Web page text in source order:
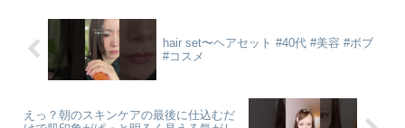
hair set〜ヘアセット #40代 #美容 #ボブ
#コスメ
えっ？朝のスキンケアの最後に仕込むだ